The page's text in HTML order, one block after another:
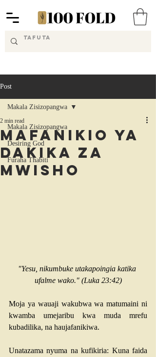
Post
Makala Zisizopangwa
Desiring God
Furaha Thabiti
Makala Zisizopangwa
Mafanikio Ya
Dakika Za
Mwisho
2 min read
"Yesu, nikumbuke utakapoingia katika
ufalme wako." (Luka 23:42)
Moja ya wauaji wakubwa wa matumaini ni
kwamba umejaribu kwa muda mrefu
kubadilika, na haujafanikiwa.
Unatazama nyuma na kufikiria: Kuna faida